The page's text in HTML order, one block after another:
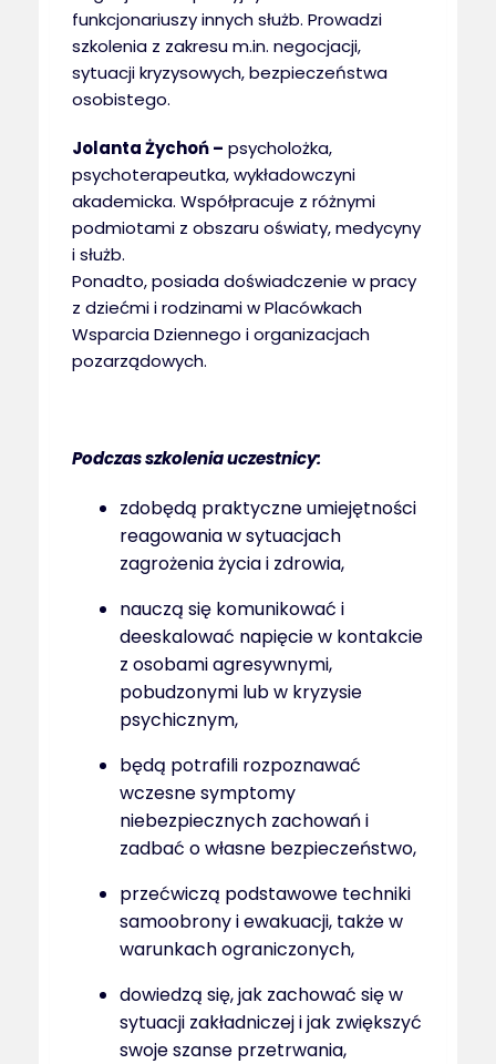
funkcjonariuszy innych służb. Prowadzi
szkolenia z zakresu m.in. negocjacji,
sytuacji kryzysowych, bezpieczeństwa
osobistego.
Jolanta Żychoń – psycholożka,
psychoterapeutka, wykładowczyni
akademicka. Współpracuje z różnymi
podmiotami z obszaru oświaty, medycyny
i służb.
Ponadto, posiada doświadczenie w pracy
z dziećmi i rodzinami w Placówkach
Wsparcia Dziennego i organizacjach
pozarządowych.
Podczas szkolenia uczestnicy:
zdobędą praktyczne umiejętności
reagowania w sytuacjach
zagrożenia życia i zdrowia,
nauczą się komunikować i
deeskalować napięcie w kontakcie
z osobami agresywnymi,
pobudzonymi lub w kryzysie
psychicznym,
będą potrafili rozpoznawać
wczesne symptomy
niebezpiecznych zachowań i
zadbać o własne bezpieczeństwo,
przećwiczą podstawowe techniki
samoobrony i ewakuacji, także w
warunkach ograniczonych,
dowiedzą się, jak zachować się w
sytuacji zakładniczej i jak zwiększyć
swoje szanse przetrwania,